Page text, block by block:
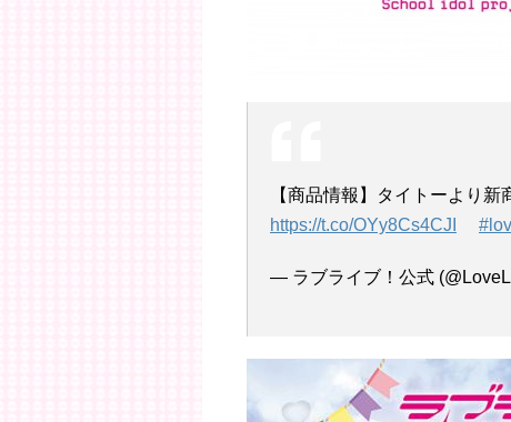
【商品情報】タイトーより
https://t.co/OYy8Cs4CJI
— ラブライブ！公式